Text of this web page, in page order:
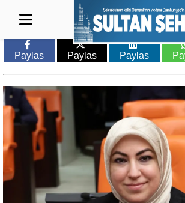
Paylas Paylas Paylas